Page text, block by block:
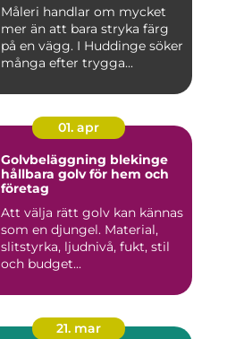
Måleri handlar om mycket
mer än att bara stryka färg
på en vägg. I Huddinge söker
många efter trygga...
01. apr
Golvbeläggning blekinge
hållbara golv för hem och
företag
Att välja rätt golv kan kännas
som en djungel. Material,
slitstyrka, ljudnivå, fukt, stil
och budget...
21. mar